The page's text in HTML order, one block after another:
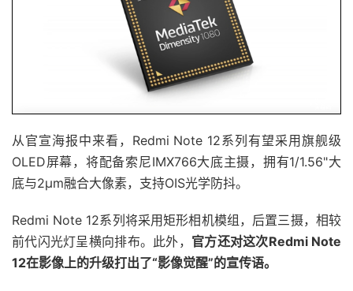
从官宣海报中来看，Redmi Note 12系列有望采用旗舰级
OLED屏幕，将配备索尼IMX766大底主摄，拥有1/1.56"大
底与2μm融合大像素，支持OIS光学防抖。
Redmi Note 12系列将采用矩形相机模组，后置三摄，相较
前代闪光灯呈横向排布。此外， 官方还对这次Redmi Note
12在影像上的升级打出了“影像觉醒”的宣传语。